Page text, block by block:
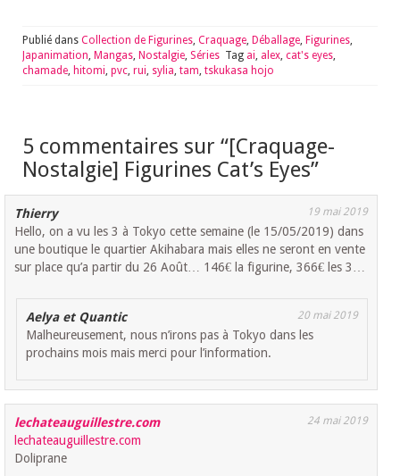
Publié dans Collection de Figurines, Craquage, Déballage, Figurines,
Japanimation, Mangas, Nostalgie, Séries Tag ai, alex, cat's eyes,
chamade, hitomi, pvc, rui, sylia, tam, tskukasa hojo
5 commentaires sur “[Craquage-
Nostalgie] Figurines Cat’s Eyes”
Thierry 19 mai 2019
Hello, on a vu les 3 à Tokyo cette semaine (le 15/05/2019) dans
une boutique le quartier Akihabara mais elles ne seront en vente
sur place qu’a partir du 26 Août… 146€ la figurine, 366€ les 3…
Aelya et Quantic 20 mai 2019
Malheureusement, nous n’irons pas à Tokyo dans les
prochains mois mais merci pour l’information.
lechateauguillestre.com 24 mai 2019
lechateauguillestre.com
Doliprane